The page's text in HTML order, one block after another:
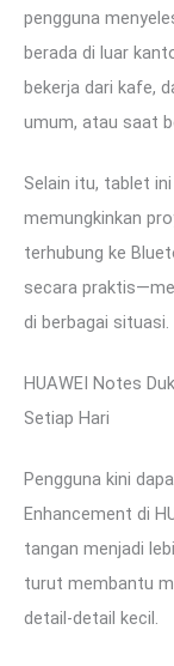
pengguna
berada di luar
bekerja dari kafe,
umum, atau saat
Selain itu, tablet
memungkinkan
terhubung ke
secara
di berbagai situasi.
HUAWEI Notes
Setiap Hari
Pengguna kini
Enhancement di
tangan menjadi
turut membantu
detail-detail kecil.